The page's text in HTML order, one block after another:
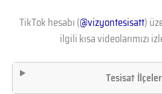
TikTok hesabı (@vizyontesisatt)
ilgili kısa videolarımızı
Tesisat